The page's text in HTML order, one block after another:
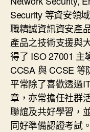
Security 等資安領
職精誠資訊資安產
產品之技術支援與
得了 ISO 27001 主
CCSA 與 CCSE 等
平常除了喜歡透過
章，亦常擔任社群
聯誼及共好學習，
同好準備認證考試。